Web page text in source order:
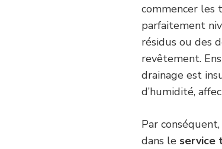
commencer les
parfaitement
résidus ou des
revêtement.
drainage est
d’humidité,
Par
dans le service